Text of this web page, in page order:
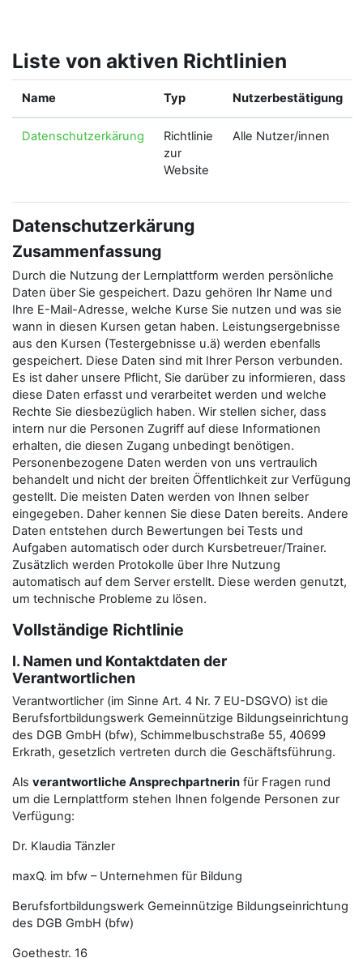
Liste von aktiven Richtlinien
Name Typ Nutzerbestätigung
Datenschutzerkärung
Richtlinie
zur
Website
Alle Nutzer/innen
Datenschutzerkärung
Zusammenfassung
Durch die Nutzung der Lernplattform werden persönliche
Daten über Sie gespeichert. Dazu gehören Ihr Name und
Ihre E-Mail-Adresse, welche Kurse Sie nutzen und was sie
wann in diesen Kursen getan haben. Leistungsergebnisse
aus den Kursen (Testergebnisse u.ä) werden ebenfalls
gespeichert. Diese Daten sind mit Ihrer Person verbunden.
Es ist daher unsere Pflicht, Sie darüber zu informieren, dass
diese Daten erfasst und verarbeitet werden und welche
Rechte Sie diesbezüglich haben. Wir stellen sicher, dass
intern nur die Personen Zugriff auf diese Informationen
erhalten, die diesen Zugang unbedingt benötigen.
Personenbezogene Daten werden von uns vertraulich
behandelt und nicht der breiten Öffentlichkeit zur Verfügung
gestellt. Die meisten Daten werden von Ihnen selber
eingegeben. Daher kennen Sie diese Daten bereits. Andere
Daten entstehen durch Bewertungen bei Tests und
Aufgaben automatisch oder durch Kursbetreuer/Trainer.
Zusätzlich werden Protokolle über Ihre Nutzung
automatisch auf dem Server erstellt. Diese werden genutzt,
um technische Probleme zu lösen.
Vollständige Richtlinie
I. Namen und Kontaktdaten der
Verantwortlichen
Verantwortlicher (im Sinne Art. 4 Nr. 7 EU-DSGVO) ist die
Berufsfortbildungswerk Gemeinnützige Bildungseinrichtung
des DGB GmbH (bfw), Schimmelbuschstraße 55, 40699
Erkrath, gesetzlich vertreten durch die Geschäftsführung.
Als verantwortliche Ansprechpartnerin für Fragen rund
um die Lernplattform stehen Ihnen folgende Personen zur
Verfügung:
Dr. Klaudia Tänzler
maxQ. im bfw – Unternehmen für Bildung
Berufsfortbildungswerk Gemeinnützige Bildungseinrichtung
des DGB GmbH (bfw)
Goethestr. 16